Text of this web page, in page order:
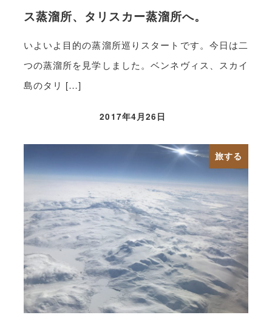
ス蒸溜所、タリスカー蒸溜所へ。
いよいよ目的の蒸溜所巡りスタートです。今日は二
つの蒸溜所を見学しました。ベンネヴィス、スカイ
島のタリ […]
2017年4月26日
旅する